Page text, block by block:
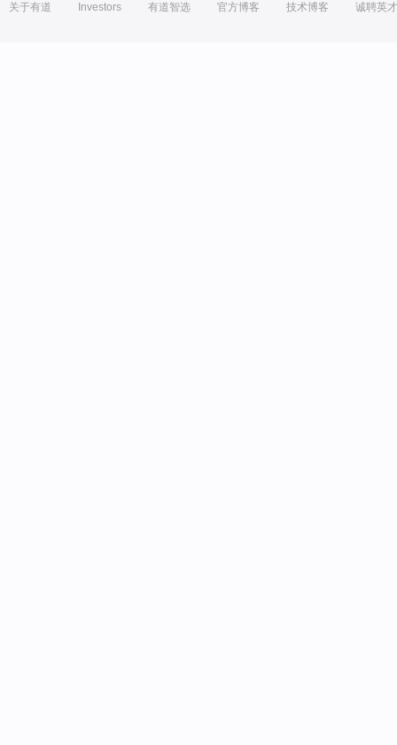
关于有道 Investors 有道智选 官方博客 技术博客 诚聘英才